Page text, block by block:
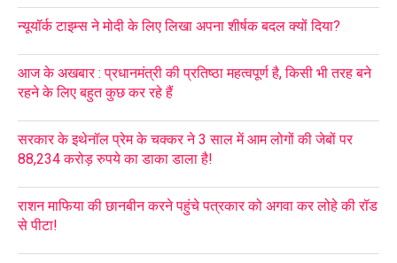
न्यूयॉर्क टाइम्स ने मोदी के लिए लिखा अपना शीर्षक बदल क्यों दिया?
आज के अखबार : प्रधानमंत्री की प्रतिष्ठा महत्वपूर्ण है, किसी भी तरह बने
रहने के लिए बहुत कुछ कर रहे हैं
सरकार के इथेनॉल प्रेम के चक्कर ने 3 साल में आम लोगों की जेबों पर
88,234 करोड़ रुपये का डाका डाला है!
राशन माफिया की छानबीन करने पहुंचे पत्रकार को अगवा कर लोहे की रॉड
से पीटा!